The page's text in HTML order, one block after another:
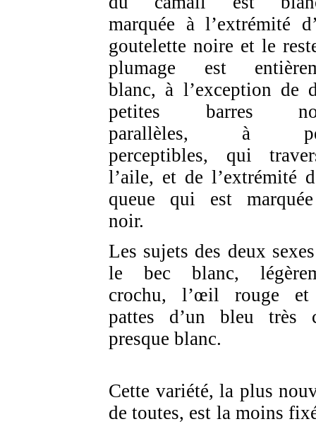
marquée à l’extrémité
goutelette noire et le
plumage est
blanc, à l’exception de
petites barres
parallèles, à
perceptibles, qui
l’aile, et de l’extrémité
queue qui est
noir.
Les sujets des deux
le bec blanc,
crochu, l’œil rouge
pattes d’un bleu très
presque blanc.
Cette variété, la plus
de toutes, est la moins